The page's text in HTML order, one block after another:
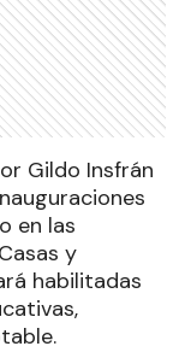
Gildo Insfrán
en las
y
habilitadas